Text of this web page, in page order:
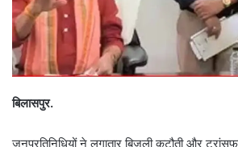
बिलासपुर.
जनप्रतिनिधियों ने लगातार बिजली कटौती और